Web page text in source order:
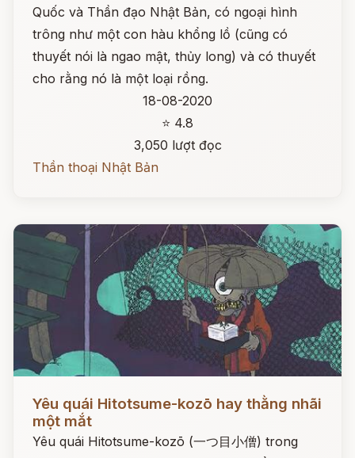
Quốc và Thần đạo Nhật Bản, có ngoại hình
trông như một con hàu khổng lồ (cũng có
thuyết nói là ngao mật, thủy long) và có thuyết
cho rằng nó là một loại rồng.
18-08-2020
⭐ 4.8
3,050 lượt đọc
Thần thoại Nhật Bản
Yêu quái Hitotsume-kozō hay thằng nhãi
một mắt
Yêu quái Hitotsume-kozō (一つ目小僧) trong